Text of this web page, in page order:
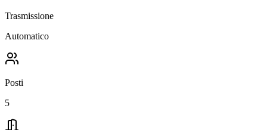
Trasmissione
Automatico
Posti
5